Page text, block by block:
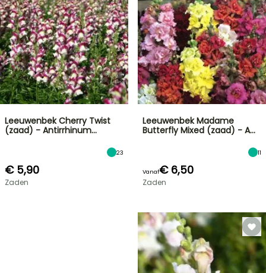
Leeuwenbek Cherry Twist
(zaad) - Antirrhinum…
23
€ 5,90
Zaden
Leeuwenbek Madame
Butterfly Mixed (zaad) - A…
11
Vanaf€ 6,50
Zaden